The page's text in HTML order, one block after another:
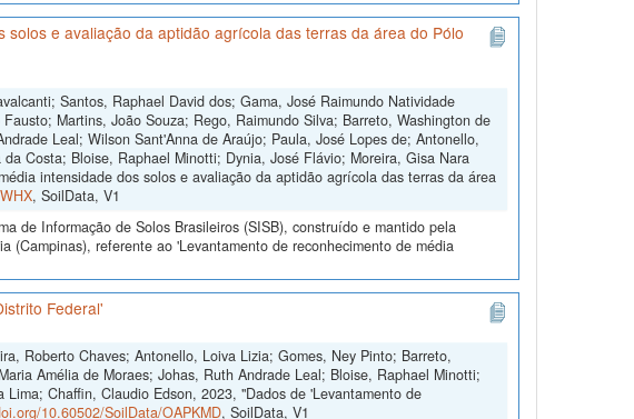
e avaliação da aptidão agrícola das terras da área do Pólo
Santos, Raphael David dos; Gama, José Raimundo Natividade
Martins, João Souza; Rego, Raimundo Silva; Barreto, Washington de
Leal; Wilson Sant'Anna de Araújo; Paula, José Lopes de; Antonello,
Costa; Bloise, Raphael Minotti; Dynia, José Flávio; Moreira, Gisa Nara
intensidade dos solos e avaliação da aptidão agrícola das terras da área
, SoilData, V1
de Informação de Solos Brasileiros (SISB), construído e mantido pela
(Campinas), referente ao 'Levantamento de reconhecimento de média
Federal'
Roberto Chaves; Antonello, Loiva Lizia; Gomes, Ney Pinto; Barreto,
Amélia de Moraes; Johas, Ruth Andrade Leal; Bloise, Raphael Minotti;
Chaffin, Claudio Edson, 2023, "Dados de 'Levantamento de
10.60502/SoilData/OAPKMD, SoilData, V1